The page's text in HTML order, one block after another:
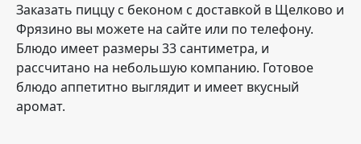
Заказать пиццу с беконом с доставкой в Щелково и
Фрязино вы можете на сайте или по телефону.
Блюдо имеет размеры 33 сантиметра, и
рассчитано на небольшую компанию. Готовое
блюдо аппетитно выглядит и имеет вкусный
аромат.